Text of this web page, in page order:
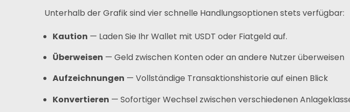
Karte
Geldbörse
Finanzen
Partner:
Unterhalb der Grafik sind vier schnelle Handlungsoptionen stets verfügbar:
Kaution — Laden Sie Ihr Wallet mit USDT oder Fiatgeld auf.
Überweisen — Geld zwischen Konten oder an andere Nutzer überweisen
Aufzeichnungen — Vollständige Transaktionshistorie auf einen Blick
Konvertieren — Sofortiger Wechsel zwischen verschiedenen